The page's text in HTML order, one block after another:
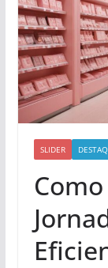
SLIDER